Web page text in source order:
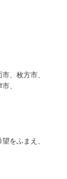
、枚方市、
、
をふまえ、